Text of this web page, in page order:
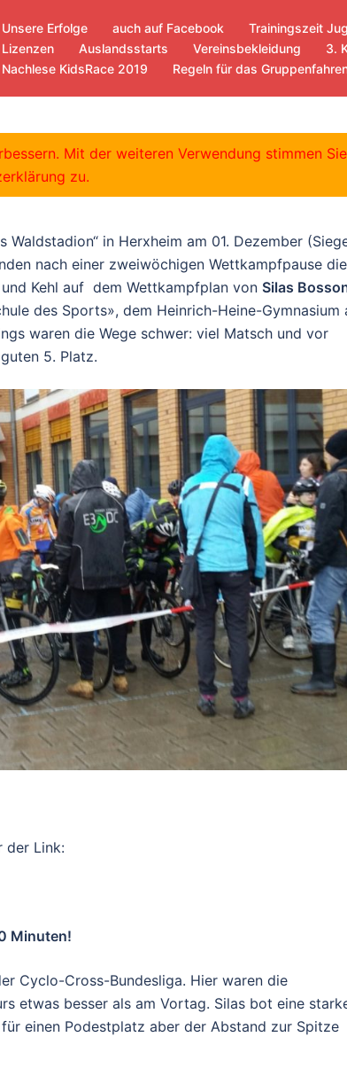
Unsere Erfolge auch auf Facebook Trainingszeit
Lizenzen
Auslandsstarts Vereinsbekleidung
3.
Nachlese KidsRace 2019
Regeln für das
in Herxheim am 01. Dezember
nach einer zweiwöchigen Wettkampfpause die
Kehl auf dem Wettkampfplan von Silas
des Sports», dem Heinrich-Heine-Gymnasium
waren die Wege schwer: viel Matsch und vor
5. Platz.
der Link:
Minuten!
Cyclo-Cross-Bundesliga. Hier waren die
etwas besser als am Vortag. Silas bot eine
einen Podestplatz aber der Abstand zur Spitze
Mit der weiteren Verwendung stimmen
zu.